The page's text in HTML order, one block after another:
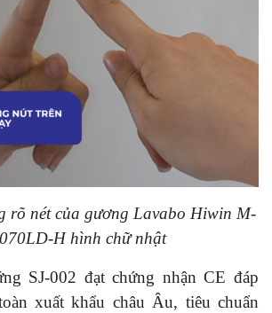
rõ nét của gương Lavabo Hiwin M-
H hình chữ nhật
SJ-002 đạt chứng nhận CE đáp
xuất khẩu châu Âu, tiêu chuẩn